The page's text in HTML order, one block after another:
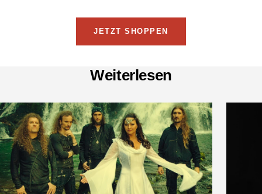
JETZT SHOPPEN
Weiterlesen